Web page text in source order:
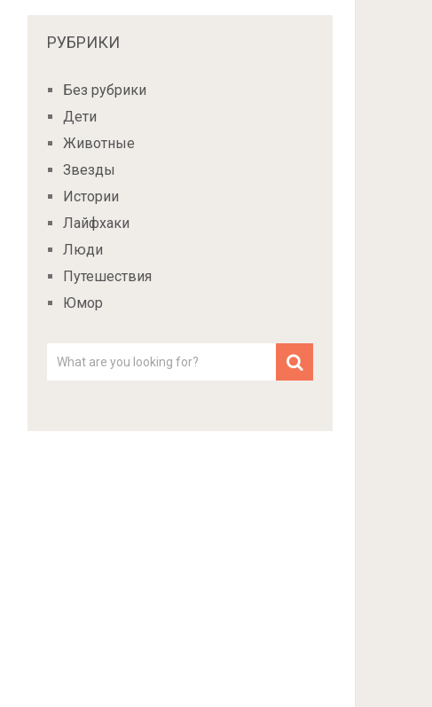
РУБРИКИ
Без рубрики
Дети
Животные
Звезды
Истории
Лайфхаки
Люди
Путешествия
Юмор